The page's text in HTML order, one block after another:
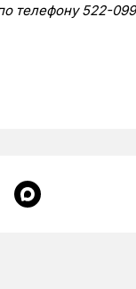
телефону 522-